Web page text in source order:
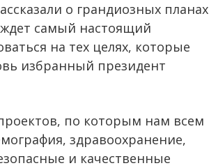
о грандиозных планах
самый настоящий
на тех целях, которые
избранный президент
по которым нам всем
здравоохранение,
и качественные